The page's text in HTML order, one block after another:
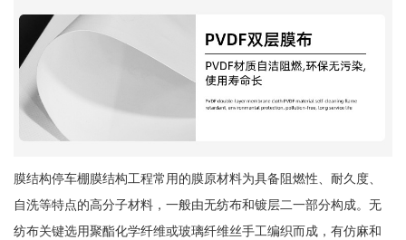
膜结构停车棚膜结构工程常用的膜原材料为具备阻燃性、耐久度、
自洗等特点的高分子材料，一般由无纺布和镀层二一部分构成。无
纺布关键选用聚酯化学纤维或玻璃纤维丝手工编织而成，有仿麻和